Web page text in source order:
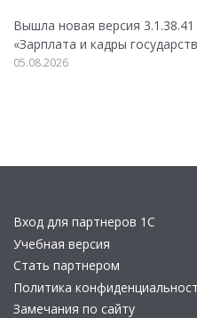
Вышла новая версия
«Зарплата и кадры
05.08.2026
Вход для партнеров 1С
Учебная версия
Стать партнером
Политика
Замечания по сайту